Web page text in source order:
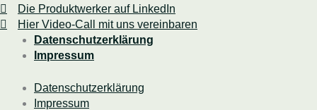
Die Produktwerker auf LinkedIn
Hier Video-Call mit uns vereinbaren
Datenschutzerklärung
Impressum
Datenschutzerklärung
Impressum